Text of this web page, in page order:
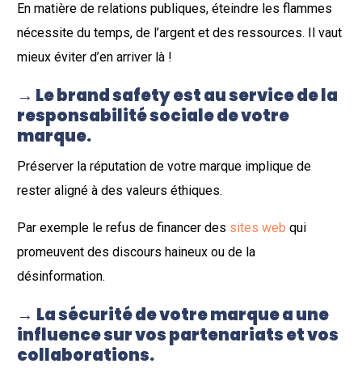
En matière de relations publiques, éteindre les flammes
nécessite du temps, de l’argent et des ressources. Il vaut
mieux éviter d’en arriver là !
→ Le brand safety est au service de la
responsabilité sociale de votre
marque.
Préserver la réputation de votre marque implique de
rester aligné à des valeurs éthiques.
Par exemple le refus de financer des sites web qui
promeuvent des discours haineux ou de la
désinformation.
→ La sécurité de votre marque a une
influence sur vos partenariats et vos
collaborations.